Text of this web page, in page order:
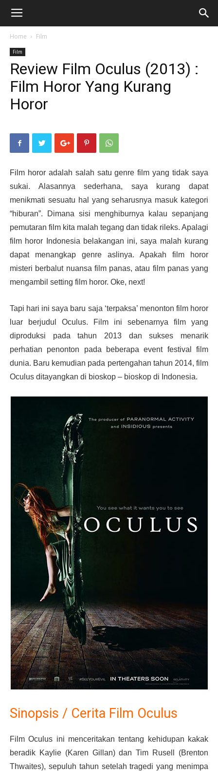
Home Film
Film
Review Film Oculus (2013) :
Film Horor Yang Kurang
Horor
Film horor adalah salah satu genre film yang tidak saya
sukai. Alasannya sederhana, saya kurang dapat
menikmati sesuatu hal yang seharusnya masuk kategori
“hiburan”. Dimana sisi menghiburnya kalau sepanjang
pemutaran film kita malah tegang dan tidak rileks. Apalagi
film horor Indonesia belakangan ini, saya malah kurang
dapat menangkap genre aslinya. Apakah film horor
misteri berbalut nuansa film panas, atau film panas yang
mengambil setting film horor. Oke, next!
Tapi hari ini saya baru saja ‘terpaksa’ menonton film horor
luar berjudul Oculus. Film ini sebenarnya film yang
diproduksi pada tahun 2013 dan sukses menarik
perhatian penonton pada beberapa event festival film
dunia. Baru kemudian pada pertengahan tahun 2014, film
Oculus ditayangkan di bioskop – bioskop di Indonesia.
Sinopsis / Cerita Film Oculus
Film Oculus ini menceritakan tentang kehidupan kakak
beradik Kaylie (Karen Gillan) dan Tim Rusell (Brenton
Thwaites), sepuluh tahun setelah tragedi yang menimpa